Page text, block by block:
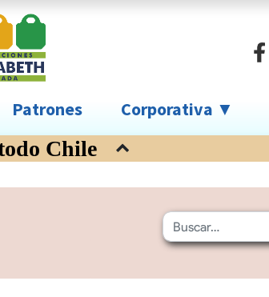
Patrones Corporativa ▼
Chile